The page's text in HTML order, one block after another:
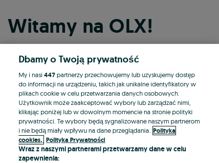
Witamy na OLX!
Kontynuuj przez Facebooka
Kontynuuj przez konto Apple
Kontynuuj przez konto Google
LUB
Dbamy o Twoją prywatność
My i nasi447partnerzy przechowujemy lub uzyskujemy dostęp
do informacji na urządzeniu, takich jak unikalne identyfikatory w
plikach cookie w celu przetwarzania danych osobowych.
Użytkownik może zaakceptować wybory lub zarządzać nimi,
klikając poniżej lub w dowolnym momencie na stronie polityki
prywatności. Te wybory będą sygnalizowane naszym partnerom
i nie będą miały wpływu na dane przeglądania. Polityka
cookies, Polityka Prywatności
Wraz z naszymi partnerami przetwarzamy dane w celu
zapewnienia: